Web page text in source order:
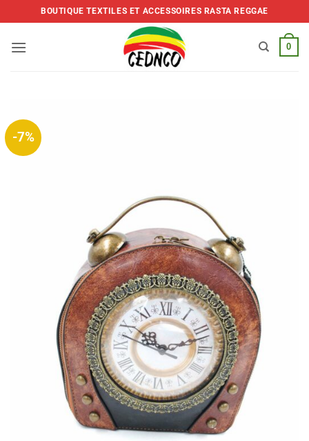
to
BOUTIQUE TEXTILES ET ACCESSOIRES RASTA REGGAE
0
-7%